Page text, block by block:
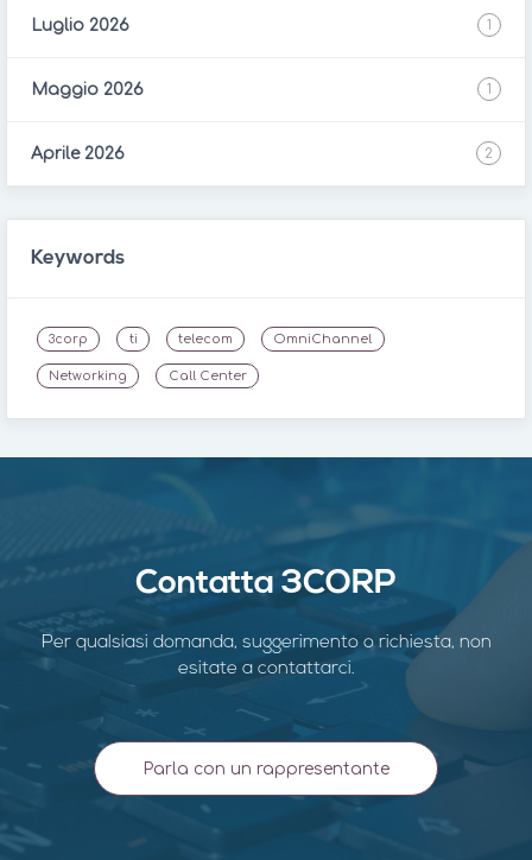
Luglio 2026 1
Maggio 2026 1
Aprile 2026 2
Keywords
3corp ti telecom OmniChannel
Networking Call Center
Contatta 3CORP
Per qualsiasi domanda, suggerimento o richiesta, non
esitate a contattarci.
Parla con un rappresentante